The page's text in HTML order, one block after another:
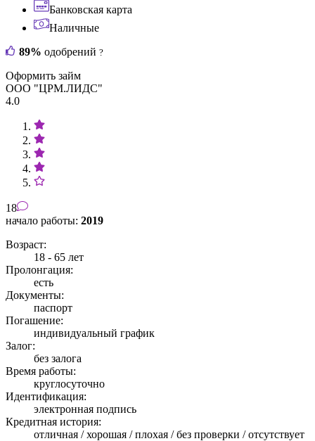
Банковская карта
Наличные
89% одобрений ?
Оформить займ
ООО "ЦРМ.ЛИДС"
4.0
18
начало работы: 2019
Возраст:
18 - 65 лет
Пролонгация:
есть
Документы:
паспорт
Погашение:
индивидуальный график
Залог:
без залога
Время работы:
круглосуточно
Идентификация:
электронная подпись
Кредитная история:
отличная / хорошая / плохая / без проверки / отсутствует